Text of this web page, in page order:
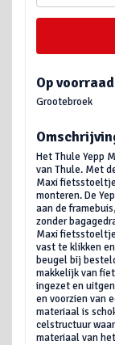
Op
Grootebroek
Het Thule Yepp
van Thule. Met
Maxi
monteren. De
aan de
zonder
Maxi
vast te klikken
beugel bij
makkelijk van
ingezet en
en voorzien van
materiaal is
celstructuur
materiaal van